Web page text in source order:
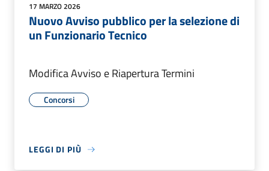
17 MARZO 2026
Nuovo Avviso pubblico per la selezione di
un Funzionario Tecnico
Modifica Avviso e Riapertura Termini
Concorsi
LEGGI DI PIÙ